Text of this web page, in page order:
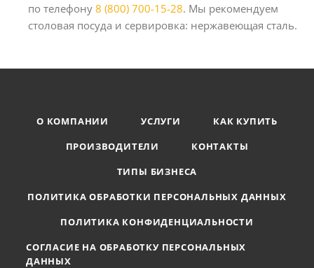
по телефону 8 (800) 700-15-28. Мы рекомендуем
столовая посуда и сервировка: нержавеющая сталь.
О КОМПАНИИ УСЛУГИ
КАК КУПИТЬ
ПРОИЗВОДИТЕЛИ
КОНТАКТЫ
ТИПЫ БИЗНЕСА
ПОЛИТИКА ОБРАБОТКИ ПЕРСОНАЛЬНЫХ ДАННЫХ
ПОЛИТИКА КОНФИДЕНЦИАЛЬНОСТИ
СОГЛАСИЕ НА ОБРАБОТКУ ПЕРСОНАЛЬНЫХ
ДАННЫХ